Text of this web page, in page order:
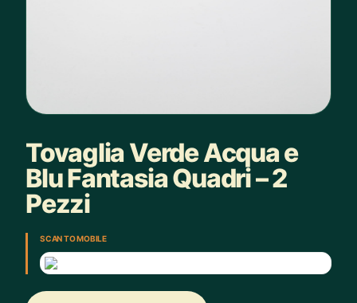
Tovaglia Verde Acqua e
Blu Fantasia Quadri – 2
Pezzi
SCAN TO MOBILE